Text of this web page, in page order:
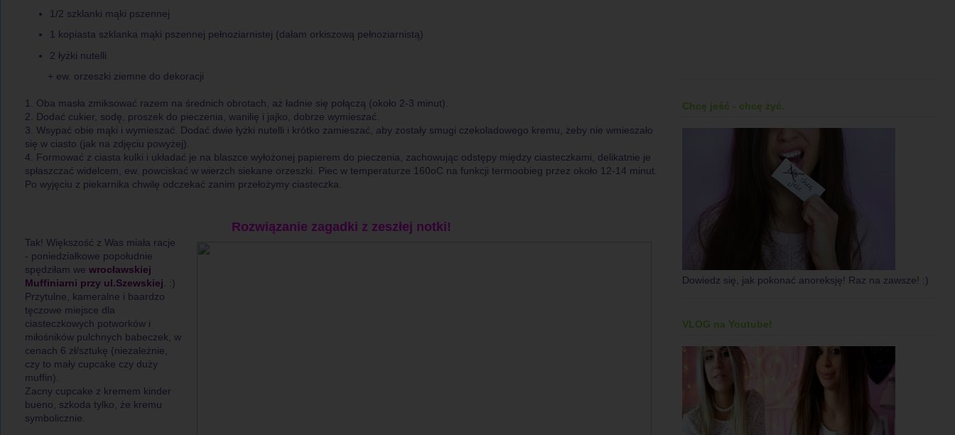
1/2 szklanki mąki pszennej
1 kopiasta szklanka mąki pszennej pełnoziarnistej (dałam orkiszową pełnoziarnistą)
2 łyżki nutelli
+ ew. orzeszki ziemne do dekoracji
1. Oba masła zmiksować razem na średnich obrotach, aż ładnie się połączą (około 2-3 minut).
2. Dodać cukier, sodę, proszek do pieczenia, wanilię i jajko, dobrze wymieszać.
3. Wsypać obie mąki i wymieszać. Dodać dwie łyżki nutelli i krótko zamieszać, aby zostały smugi czekoladowego kremu, żeby nie wmieszało
się w ciasto (jak na zdjęciu powyżej).
4. Formować z ciasta kulki i układać je na blaszce wyłożonej papierem do pieczenia, zachowując odstępy między ciasteczkami, delikatnie je
spłaszczać widelcem, ew. powciskać w wierzch siekane orzeszki. Piec w temperaturze 160oC na funkcji termoobieg przez około 12-14 minut.
Po wyjęciu z piekarnika chwilę odczekać zanim przełożymy ciasteczka.
Rozwiązanie zagadki z zeszłej notki!
Tak! Większość z Was miała racje
- poniedziałkowe popołudnie
spędziłam we wrocławskiej
Muffiniarni przy ul.Szewskiej. :)
Przytulne, kameralne i baardzo
tęczowe miejsce dla
ciasteczkowych potworków i
miłośników pulchnych babeczek, w
cenach 6 zł/sztukę (niezależnie,
czy to mały cupcake czy duży
muffin).
Zacny cupcake z kremem kinder
bueno, szkoda tylko, że kremu
symbolicznie.
Chcę jeść - chcę żyć.
Dowiedz się, jak pokonać anoreksję! Raz na zawsze! :)
VLOG na Youtube!